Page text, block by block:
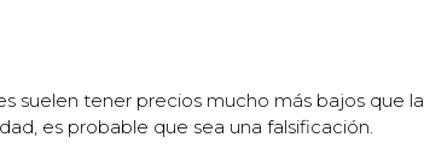
suelen tener precios mucho más bajos que la
es probable que sea una falsificación.